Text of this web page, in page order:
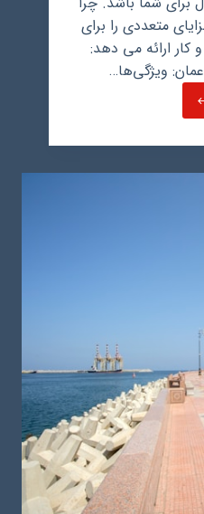
متعددی را برای
کار ارائه می دهد:
ویژگی‌ها…